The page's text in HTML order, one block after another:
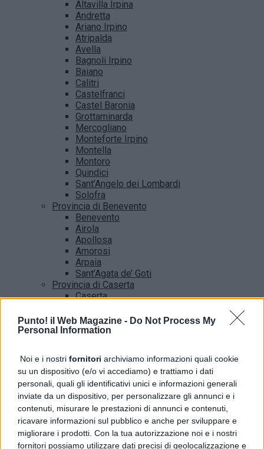
Punto! il Web Magazine - Do Not Process My
Personal Information
Noi e i nostri fornitori archiviamo informazioni quali cookie
su un dispositivo (e/o vi accediamo) e trattiamo i dati
personali, quali gli identificativi unici e informazioni generali
inviate da un dispositivo, per personalizzare gli annunci e i
contenuti, misurare le prestazioni di annunci e contenuti,
ricavare informazioni sul pubblico e anche per sviluppare e
migliorare i prodotti. Con la tua autorizzazione noi e i nostri
fornitori possiamo utilizzare dati precisi di geolocalizzazione e
Altavilla Irpina
Andretta
Ariano Irpino
Atripalda
Avella
Bagnoli Irpino
Baiano
Calitri
Castelfranci
Castel Baronia
Grottaminarda
Mercogliano
Monteforte Irpino
Montella
Montoro
Quindici
Sant’Angelo dei Lombardi
Solofra
Provincia di Benevento
Benevento
Airola
Apollosa
Amorosi
Arpaia
Sant’Agata de’ Goti
Provincia di Caserta
Caserta
Santa Maria Capua vetere
Provincia di Salerno
Amalfi
Angri
Castellabate
News